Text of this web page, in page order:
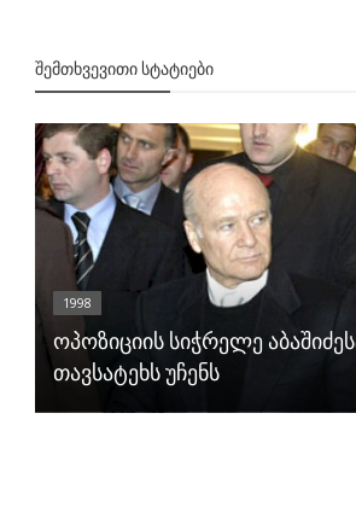
ᲨᲔᲛᲗᲮᲕᲔᲕᲘᲗᲘ ᲡᲢᲐᲢᲘᲔᲑᲘ
1998
ოპოზიციის სიჭრელე
თავსატეხს უჩენს